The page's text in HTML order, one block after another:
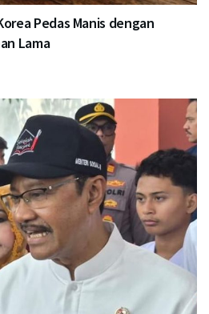
Pedas Manis dengan
Lama